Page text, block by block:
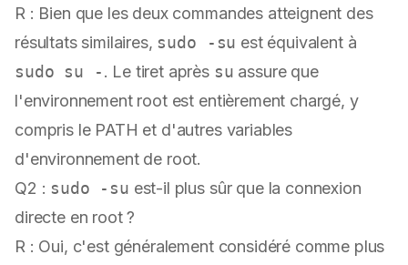
R : Bien que les deux commandes atteignent des
résultats similaires, sudo -su est équivalent à
sudo su -. Le tiret après su assure que
l'environnement root est entièrement chargé, y
compris le PATH et d'autres variables
d'environnement de root.
Q2 : sudo -su est-il plus sûr que la connexion
directe en root ?
R : Oui, c'est généralement considéré comme plus